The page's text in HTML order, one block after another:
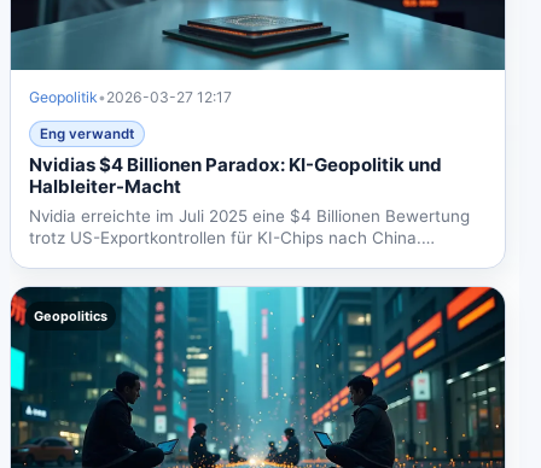
Geopolitik• 2026-03-27 12:17
Eng verwandt
Nvidias $4 Billionen Paradox: KI-Geopolitik und
Halbleiter-Macht
Nvidia erreichte im Juli 2025 eine $4 Billionen Bewertung
trotz US-Exportkontrollen für KI-Chips nach China.
Geopolitics